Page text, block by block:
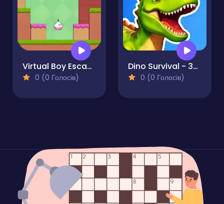
Virtual Boy Escape
0 (0 Голосів)
Dino Survival - 3D Simulator
0 (0 Голосів)